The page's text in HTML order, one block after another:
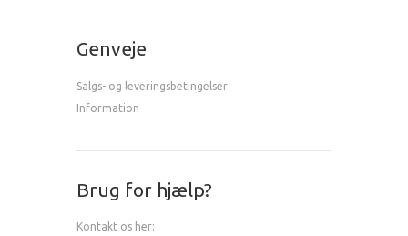
Genveje
Salgs- og leveringsbetingelser
Information
Brug for hjælp?
Kontakt os her: